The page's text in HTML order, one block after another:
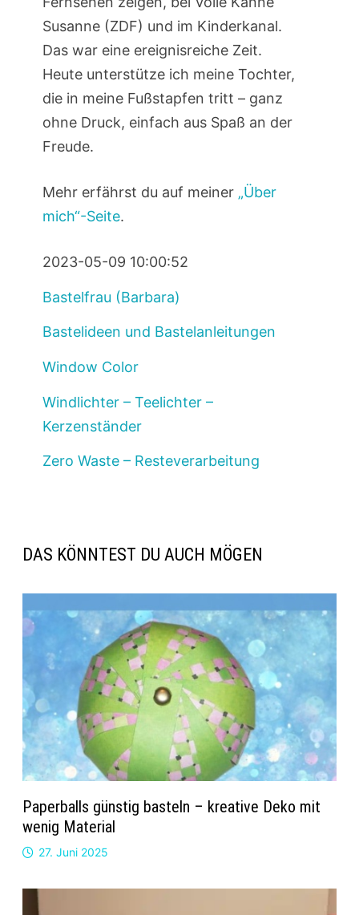
Susanne (ZDF) und im Kinderkanal.
Das war eine ereignisreiche Zeit.
Heute unterstütze ich meine Tochter,
die in meine Fußstapfen tritt – ganz
ohne Druck, einfach aus Spaß an der
Freude.
Mehr erfährst du auf meiner „Über
mich“-Seite.
2023-05-09 10:00:52
Bastelfrau (Barbara)
Bastelideen und Bastelanleitungen
Window Color
Windlichter – Teelichter –
Kerzenständer
Zero Waste – Resteverarbeitung
DAS KÖNNTEST DU AUCH MÖGEN
Paperballs günstig basteln – kreative Deko mit
wenig Material
27. Juni 2025